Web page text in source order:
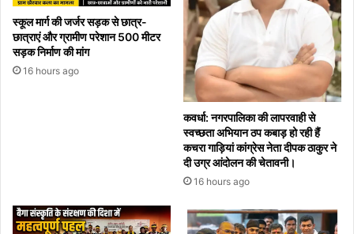
स्कूल मार्ग की जर्जर सड़क से छात्र-
छात्राएं और ग्रामीण परेशान 500 मीटर
सड़क निर्माण की मांग
16 hours ago
कवर्धा: नगरपालिका की लापरवाही से
स्वच्छता अभियान ठप कबाड़ हो रही हैं
कचरा गाड़ियां कांग्रेस नेता दीपक ठाकुर ने
दी उग्र आंदोलन की चेतावनी।
16 hours ago